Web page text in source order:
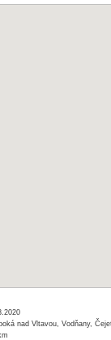
nad Vltavou, Vodňany,